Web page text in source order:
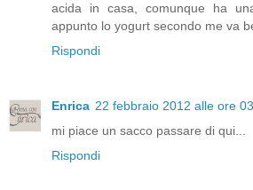
acida in casa, comunque ha
appunto lo yogurt secondo me va
Rispondi
Enrica 22 febbraio 2012 alle ore
mi piace un sacco passare di qui...
Rispondi